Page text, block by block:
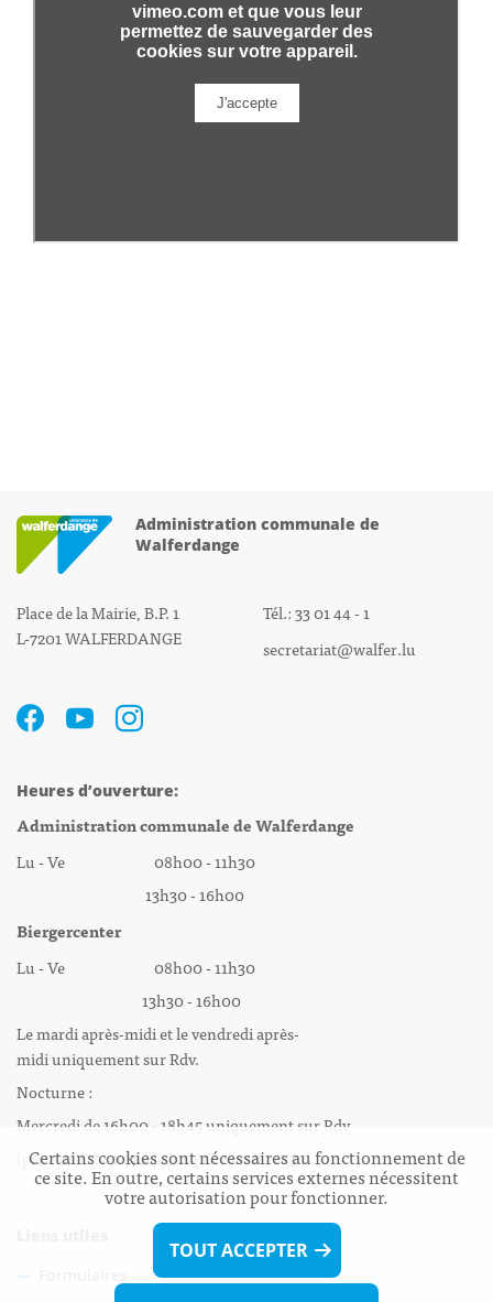
Administration communale de
Walferdange
Place de la Mairie, B.P. 1
L-7201 WALFERDANGE
Tél.: 33 01 44 - 1
secretariat@walfer.lu
Heures d’ouverture:
Administration communale de Walferdange
Lu - Ve 08h00 - 11h30
13h30 - 16h00
Biergercenter
Lu - Ve 08h00 - 11h30
13h30 - 16h00
Le mardi après-midi et le vendredi après-
midi uniquement sur Rdv.
Nocturne :
Mercredi de 16h00 - 18h45 uniquement sur Rdv
(prise de Rdv possible jusqu'à mardi 11h30).
Certains cookies sont nécessaires au fonctionnement de
ce site. En outre, certains services externes nécessitent
votre autorisation pour fonctionner.
TOUT ACCEPTER